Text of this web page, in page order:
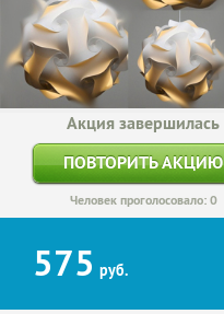
Акция завершилась
ПОВТОРИТЬ АКЦИЮ
Человек проголосовало: 0
575 руб.